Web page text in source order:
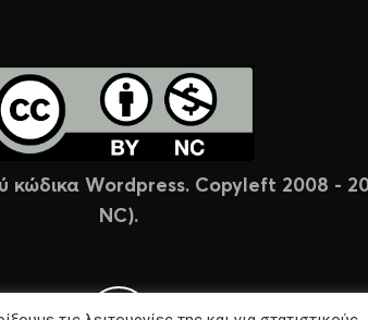
κώδικα Wordpress. Copyleft 2008 -
NC).